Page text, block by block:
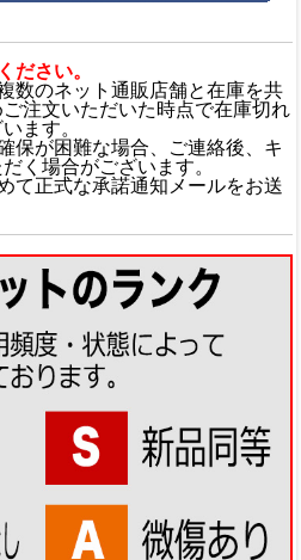
さい。
数のネット通販店舗と在庫を共
注文いただいた時点で在庫切れ
ます。
保が困難な場合、ご連絡後、キ
く場合がございます。
て正式な承諾通知メールをお送